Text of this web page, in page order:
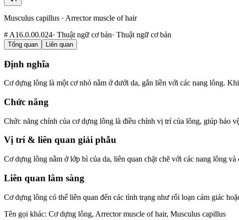
Musculus capillus · Arrector muscle of hair
# A16.0.00.024· Thuật ngữ cơ bản· Thuật ngữ cơ bản
Tổng quan Liên quan
Định nghĩa
Cơ dựng lông là một cơ nhỏ nằm ở dưới da, gắn liền với các nang lông.
Chức năng
Chức năng chính của cơ dựng lông là điều chỉnh vị trí của lông, giúp bảo
Vị trí & liên quan giải phẫu
Cơ dựng lông nằm ở lớp bì của da, liên quan chặt chẽ với các nang lông và
Liên quan lâm sàng
Cơ dựng lông có thể liên quan đến các tình trạng như rối loạn cảm giác
Tên gọi khác: Cơ dựng lông, Arrector muscle of hair, Musculus capillus